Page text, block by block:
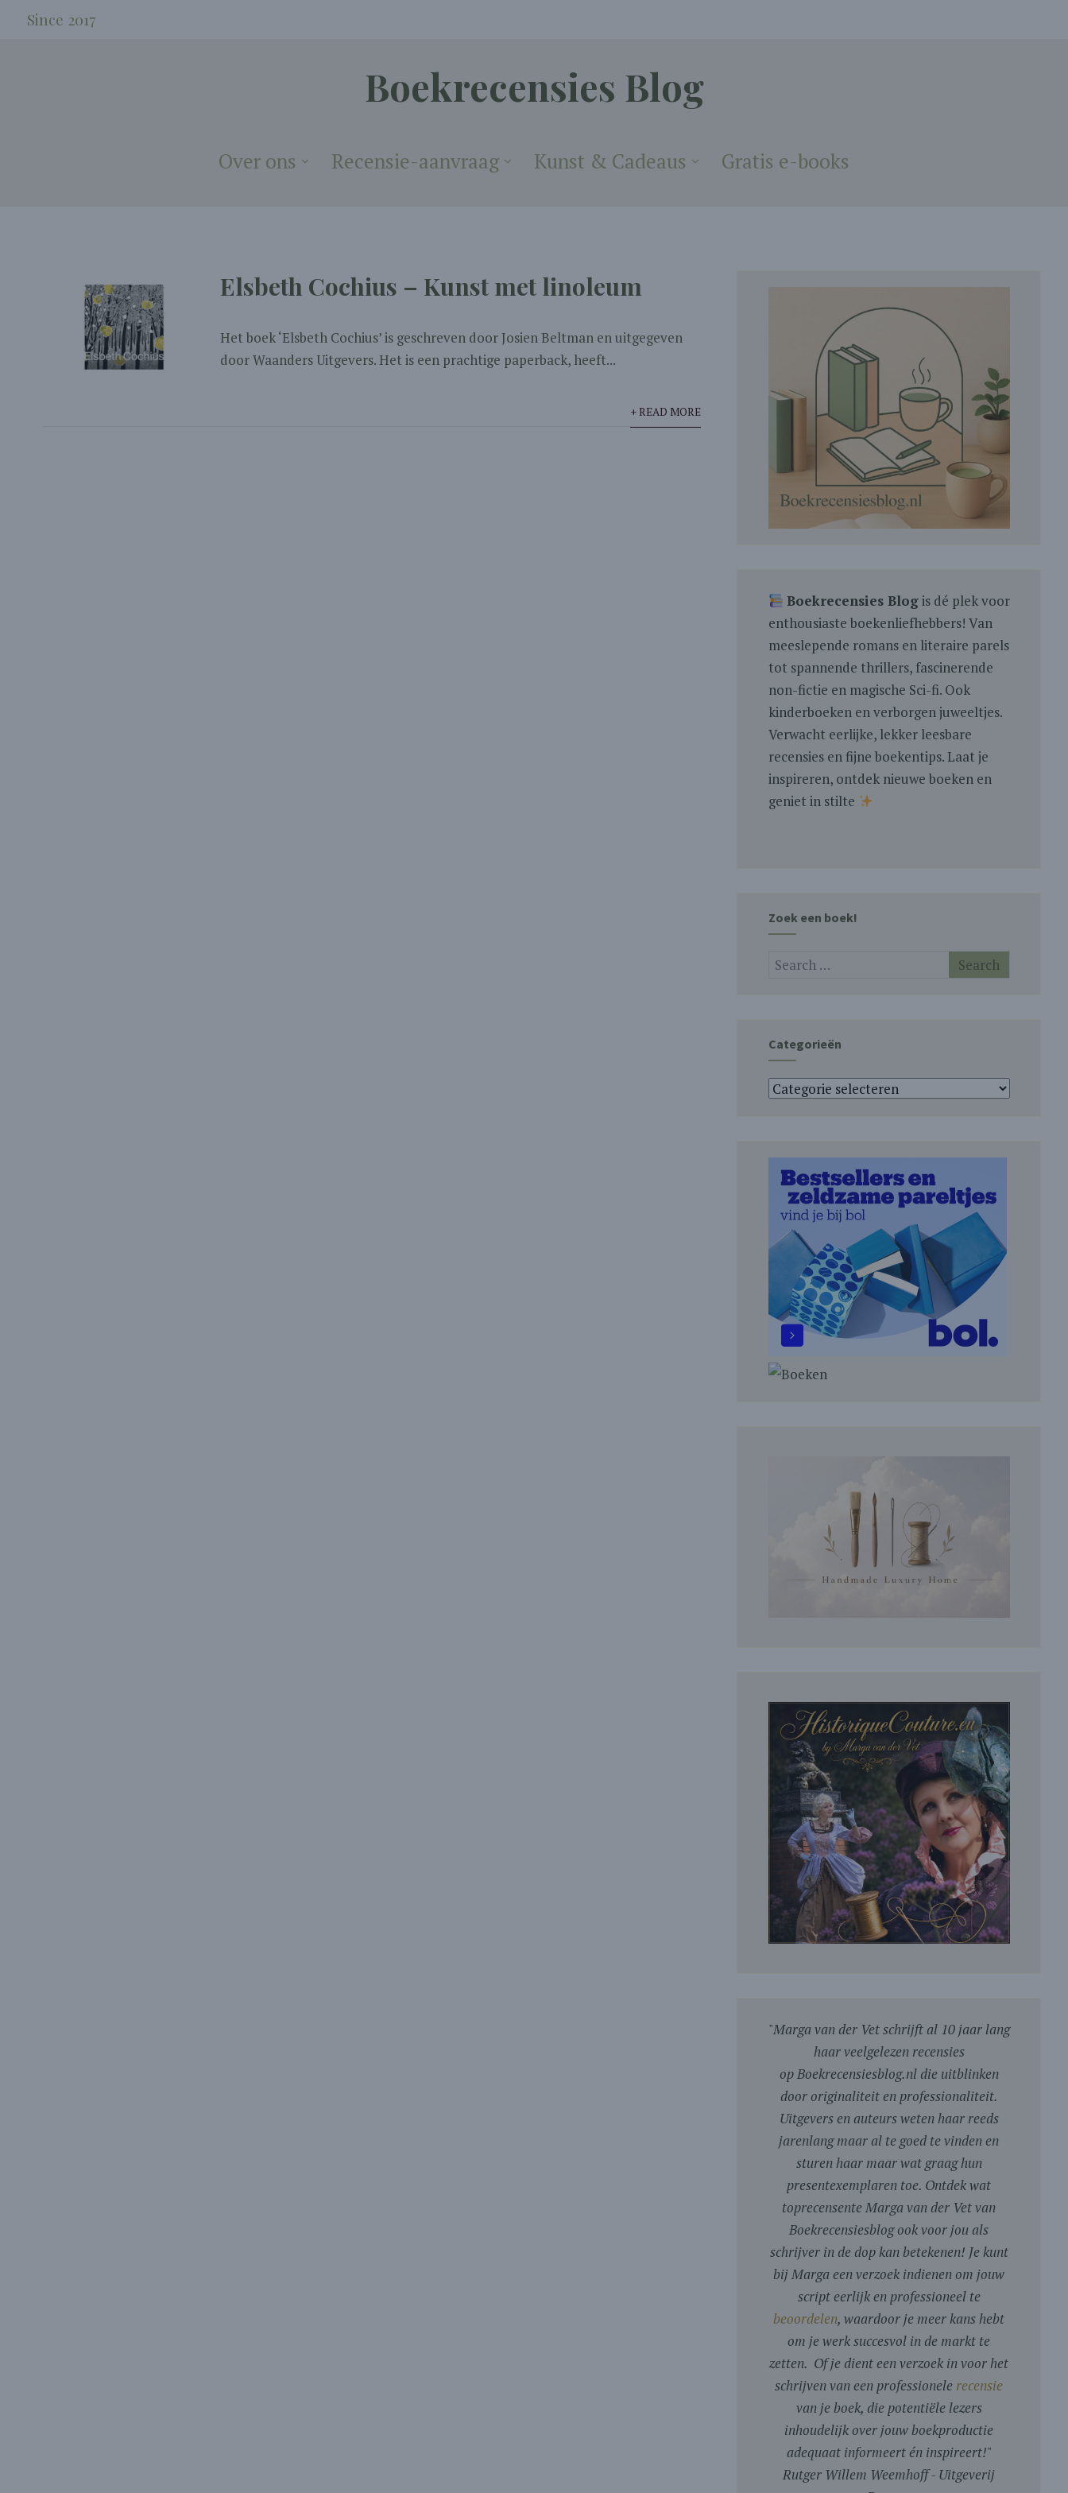
Since 2017
Boekrecensies Blog
Over ons Recensie-aanvraag Kunst & Cadeaus Gratis e-books
Elsbeth Cochius – Kunst met linoleum
Het boek ‘Elsbeth Cochius’ is geschreven door Josien Beltman en uitgegeven
door Waanders Uitgevers. Het is een prachtige paperback, heeft...
+ READ MORE
Boekrecensies Blogis dé plek voor
enthousiaste boekenliefhebbers! Van
meeslepende romans en literaire parels
tot spannende thrillers, fascinerende
non-fictie en magische Sci-fi. Ook
kinderboeken en verborgen juweeltjes.
Verwacht eerlijke, lekker leesbare
recensies en fijne boekentips. Laat je
inspireren, ontdek nieuwe boeken en
geniet in stilte
Zoek een boek!
Categorieën
Categorieën
"Marga van der Vet schrijft al 10 jaar lang
haar veelgelezen recensies
op Boekrecensiesblog.nl die uitblinken
door originaliteit en professionaliteit.
Uitgevers en auteurs weten haar reeds
jarenlang maar al te goed te vinden en
sturen haar maar wat graag hun
presentexemplaren toe. Ontdek wat
toprecensente Marga van der Vet van
Boekrecensiesblog ook voor jou als
schrijver in de dop kan betekenen! Je kunt
bij Marga een verzoek indienen om jouw
script eerlijk en professioneel te
beoordelen, waardoor je meer kans hebt
om je werk succesvol in de markt te
zetten. Of je dient een verzoek in voor het
schrijven van een professionele recensie
van je boek, die potentiële lezers
inhoudelijk over jouw boekproductie
adequaat informeert én inspireert!"
Rutger Willem Weemhoff - Uitgeverij